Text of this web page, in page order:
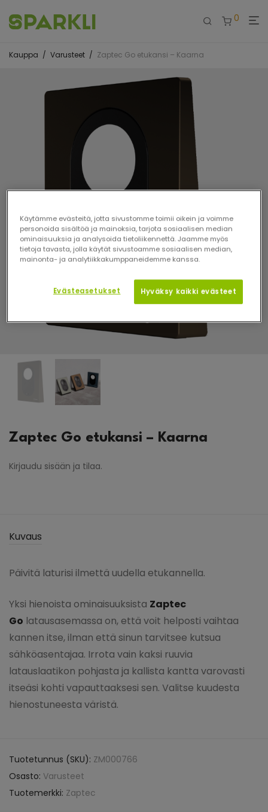
0
Kauppa / Varusteet / Zaptec Go etukansi – Kaarna
Zaptec Go etukansi – Kaarna
Kirjaudu sisään ja tilaa.
Kuvaus
Päivitä laturisi ilmettä uudella etukannella.
Yksi hienoista ominaisuuksista Zaptec
Go latausasemassa on, että voit helposti vaihtaa
kannen itse, ilman että sinun tarvitsee kutsua
sähköasentajaa. Irrota vain kaksi ruuvia
latauslaatikon pohjasta ja kallista kantta varovasti
itseäsi kohti vapauttaaksesi sen. Valitse kuudesta
hienostuneesta väristä.
Tuotetunnus (SKU): ZM000766
Osasto: Varusteet
Tuotemerkki: Zaptec
Käytämme evästeitä, jotta sivustomme toimii oikein ja voimme
personoida sisältöä ja mainoksia, tarjota sosiaalisen median
ominaisuuksia ja analysoida tietoliikennettä. Jaamme myös
tietoja tavasta, jolla käytät sivustoamme sosiaalisen median,
mainonta- ja analytiikkakumppaneidemme kanssa.
Evästeasetukset Hyväksy kaikki evästeet